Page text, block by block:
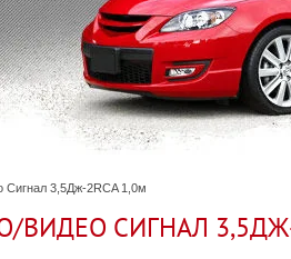
Сигнал 3,5Дж-2RCA 1,0м
ВИДЕО СИГНАЛ